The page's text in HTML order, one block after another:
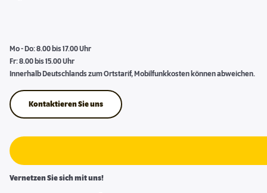
Mo - Do: 8.00 bis 17.00 Uhr
Fr: 8.00 bis 15.00 Uhr
Innerhalb Deutschlands zum Ortstarif, Mobilfunkkosten können abweichen.
Kontaktieren Sie uns
Vernetzen Sie sich mit uns!